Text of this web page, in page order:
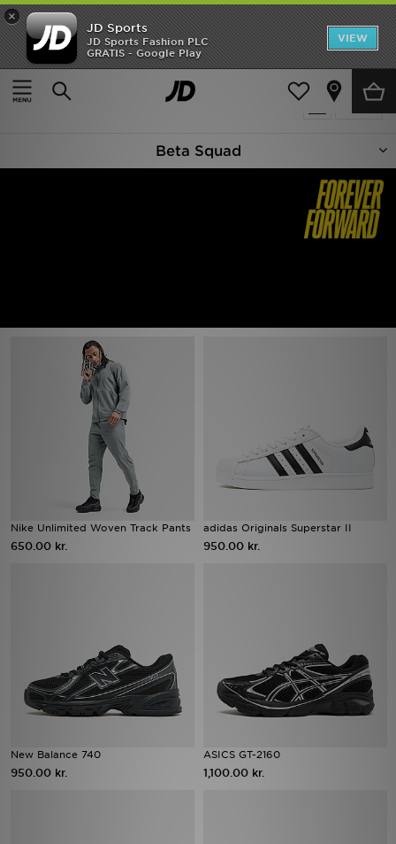
×
JD Sports
JD Sports Fashion PLC
GRATIS - Google Play
VIEW
Hjem
Beta Squad
11 Produkter fundet
Beta Squad
Nike Unlimited Woven Track Pants
650.00 kr.
adidas Originals Superstar II
950.00 kr.
New Balance 740
950.00 kr.
ASICS GT-2160
1,100.00 kr.
Hjem
Udsalg
Download JD app'en